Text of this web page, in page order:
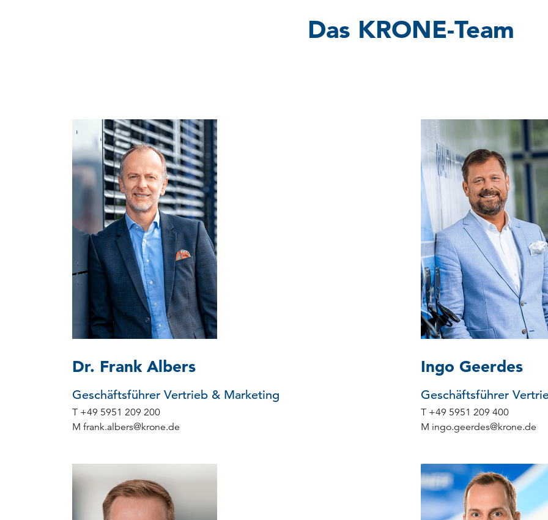
Das KRONE-Team
Dr. Frank Albers
Geschäftsführer Vertrieb & Marketing
T +49 5951 209 200
M frank.albers@krone.de
Ingo Geerdes
Geschäftsführer
T +49 5951 209 400
M ingo.geerdes@krone.de